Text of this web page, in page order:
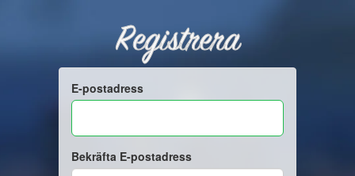
Registrera
E-postadress
Bekräfta E-postadress